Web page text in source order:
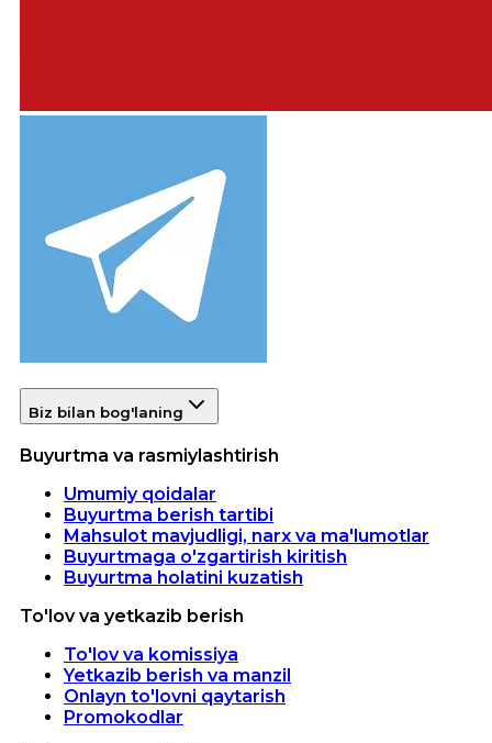
Biz bilan bog'laning
Buyurtma va rasmiylashtirish
Umumiy qoidalar
Buyurtma berish tartibi
Mahsulot mavjudligi, narx va ma'lumotlar
Buyurtmaga o'zgartirish kiritish
Buyurtma holatini kuzatish
To'lov va yetkazib berish
To'lov va komissiya
Yetkazib berish va manzil
Onlayn to'lovni qaytarish
Promokodlar